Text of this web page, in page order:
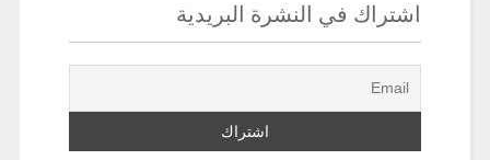
اشتراك في النشرة البريدية